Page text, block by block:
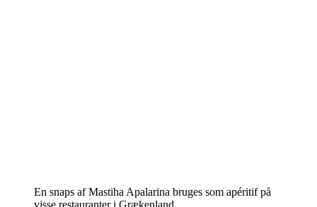
En snaps af Mastiha Apalarina bruges som apéritif på
visse restauranter i Grækenland.